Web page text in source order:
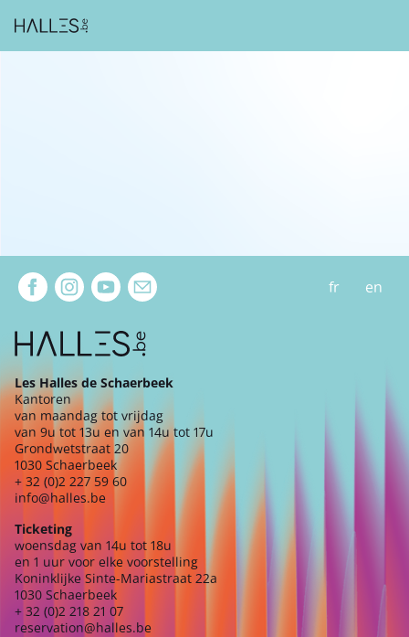
Extra navigation fr en
Les Halles de Schaerbeek
Kantoren
van maandag tot vrijdag
van 9u tot 13u en van 14u tot 17u
Grondwetstraat 20
1030 Schaerbeek
+ 32 (0)2 227 59 60
info@halles.be
Ticketing
woensdag van 14u tot 18u
en 1 uur voor elke voorstelling
Koninklijke Sinte-Mariastraat 22a
1030 Schaerbeek
+ 32 (0)2 218 21 07
reservation@halles.be